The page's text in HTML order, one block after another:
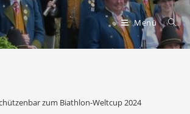
Menü
zum Biathlon-Weltcup 2024